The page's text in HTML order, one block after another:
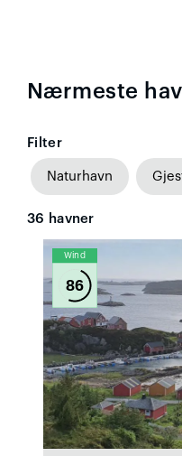
Nærmeste
Filter
Naturhavn
36 havner
Wind
86